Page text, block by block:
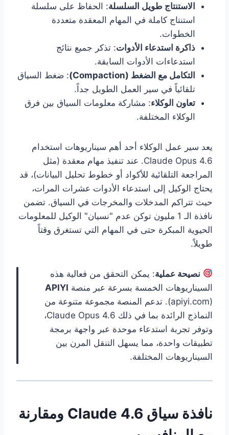
الاستنتاج طويل السلسلة: الحفاظ على سلسلة
استنتاج كاملة في المهام المعقدة متعددة
الخطوات.
ذاكرة استدعاء الأدوات: تذكر جميع نتائج
استدعاءات الأدوات السابقة.
التكامل مع الضغط (Compaction)
: ضغط السياق
تلقائياً في سير العمل الطويل جداً.
تعاون الوكلاء: مشاركة معلومات السياق بين فرق
الوكلاء المختلفة.
يعد سير عمل الوكلاء أحد أهم سيناريوهات استخدام
Claude Opus 4.6. عند تنفيذ مهام معقدة (مثل
المراجعة التلقائية للأكواد أو خطوط تحليل البيانات)، قد
يحتاج الوكيل إلى استدعاء الأدوات عشرات المرات،
حيث تتراكم المدخلات والمخرجات في السياق. تضمن
نافذة الـ 1 مليون توكن عدم "نسيان" الوكيل للمعلومات
الحيوية المبكرة حتى في المهام التي تستغرق وقتاً
طويلاً.
نصيحة عملية: يمكن التحقق من فعالية هذه
السيناريوهات الخمسة بسرعة عبر منصة APIYI
(apiyi.com). تدعم المنصة مجموعة متنوعة من
النماذج الرائدة بما في ذلك Claude Opus 4.6،
وتوفر تجربة استدعاء موحدة عبر واجهة برمجة
تطبيقات واحدة، مما يسهل التنقل المرن بين
السيناريوهات المختلفة.
نافذة سياق Claude 4.6 ومقارنة